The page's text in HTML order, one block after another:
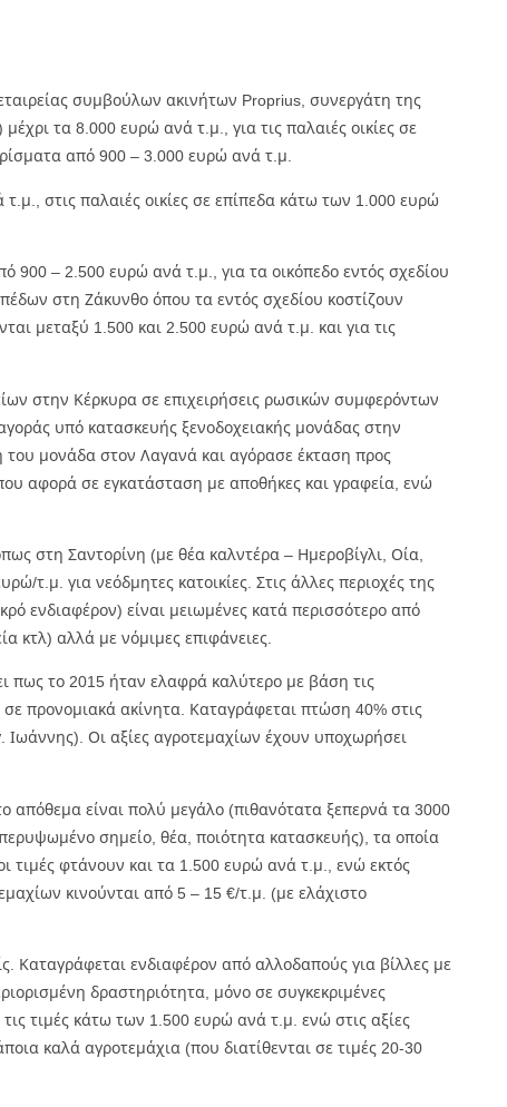
συμβούλων ακινήτων Proprius, συνεργάτη της
τα 8.000 ευρώ ανά τ.μ., για τις παλαιές οικίες σε
από 900 – 3.000 ευρώ ανά τ.μ.
στις παλαιές οικίες σε επίπεδα κάτω των 1.000 ευρώ
900 – 2.500 ευρώ ανά τ.μ., για τα οικόπεδο εντός σχεδίου
στη Ζάκυνθο όπου τα εντός σχεδίου κοστίζουν
μεταξύ 1.500 και 2.500 ευρώ ανά τ.μ. και για τις
στην Κέρκυρα σε επιχειρήσεις ρωσικών συμφερόντων
υπό κατασκευής ξενοδοχειακής μονάδας στην
του μονάδα στον Λαγανά και αγόρασε έκταση προς
αφορά σε εγκατάσταση με αποθήκες και γραφεία, ενώ
στη Σαντορίνη (με θέα καλντέρα – Ημεροβίγλι, Οία,
τ.μ. για νεόδμητες κατοικίες. Στις άλλες περιοχές της
ενδιαφέρον) είναι μειωμένες κατά περισσότερο από
κτλ) αλλά με νόμιμες επιφάνειες.
πως το 2015 ήταν ελαφρά καλύτερο με βάση τις
προνομιακά ακίνητα. Καταγράφεται πτώση 40% στις
Ιωάννης). Οι αξίες αγροτεμαχίων έχουν υποχωρήσει
απόθεμα είναι πολύ μεγάλο (πιθανότατα ξεπερνά τα 3000
σημείο, θέα, ποιότητα κατασκευής), τα οποία
τιμές φτάνουν και τα 1.500 ευρώ ανά τ.μ., ενώ εκτός
κινούνται από 5 – 15 €/τ.μ. (με ελάχιστο
Καταγράφεται ενδιαφέρον από αλλοδαπούς για βίλλες με
δραστηριότητα, μόνο σε συγκεκριμένες
τιμές κάτω των 1.500 ευρώ ανά τ.μ. ενώ στις αξίες
καλά αγροτεμάχια (που διατίθενται σε τιμές 20-30